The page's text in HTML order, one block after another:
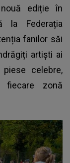
ediție în
la Federația
fanilor săi
artiști ai
celebre,
fiecare zonă